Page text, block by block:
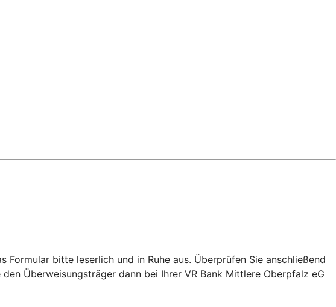
bitte leserlich und in Ruhe aus. Überprüfen Sie anschließend
Überweisungsträger dann bei Ihrer VR Bank Mittlere Oberpfalz eG